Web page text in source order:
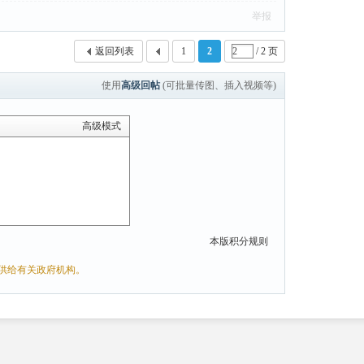
举报
1 2 / 2 页
返回列表
使用高级回帖 (可批量传图、插入视频等)
高级模式
本版积分规则
有关政府机构。